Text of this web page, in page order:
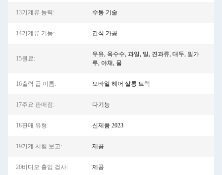
13기계류 능력: 수동 기술
14기계류 기능: 간식 가공
15원료:
우유, 옥수수, 과일, 밀, 견과류, 대두, 밀가
루, 야채, 물
16출력 곱 이름: 모바일 헤어 살롱 트럭
17주요 판매점: 다기능
18판매 유형: 신제품 2023
19기계 시험 보고: 제공
20비디오 출입 검사: 제공